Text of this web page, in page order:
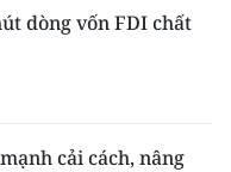
dòng vốn FDI chất
cải cách, nâng